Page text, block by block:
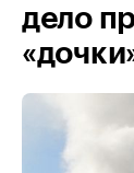
дело